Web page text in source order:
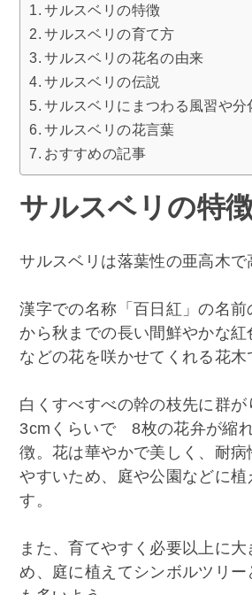
サルスベリの特徴
サルスベリの育て方
サルスベリの花名の由来
サルスベリの伝説
サルスベリにまつわる風習や分
サルスベリの花言葉
おすすめの記事
サルスベリの特
サルスベリは落葉性の亜高木で
漢字での名称「百日紅」の名
から秋までの長い間鮮やかな紅
などの花を咲かせてくれる花木
白くすべすべの幹の枝先に群
3cmくらいで 8枚の花弁が縮
徴。花は華やかで美しく、耐病
やすいため、庭や公園などに植
す。
また、育てやすく必要以上に
め、庭に植えてシンボルツリ